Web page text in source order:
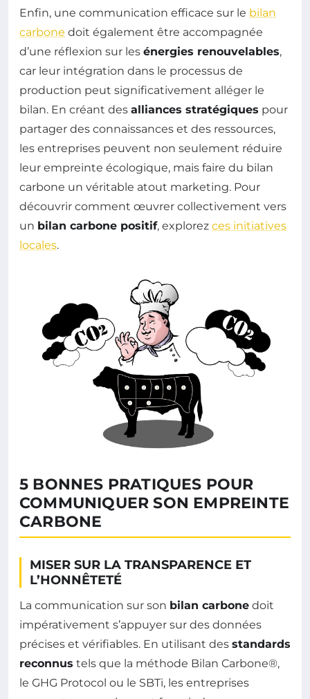
Enfin, une communication efficace sur le bilan
carbone doit également être accompagnée
d’une réflexion sur les énergies renouvelables,
car leur intégration dans le processus de
production peut significativement alléger le
bilan. En créant des alliances stratégiques pour
partager des connaissances et des ressources,
les entreprises peuvent non seulement réduire
leur empreinte écologique, mais faire du bilan
carbone un véritable atout marketing. Pour
découvrir comment œuvrer collectivement vers
un bilan carbone positif, explorez ces initiatives
locales.
5 BONNES PRATIQUES POUR
COMMUNIQUER SON EMPREINTE
CARBONE
MISER SUR LA TRANSPARENCE ET
L’HONNÊTETÉ
La communication sur son bilan carbone doit
impérativement s’appuyer sur des données
précises et vérifiables. En utilisant des standards
reconnus tels que la méthode Bilan Carbone®,
le GHG Protocol ou le SBTi, les entreprises